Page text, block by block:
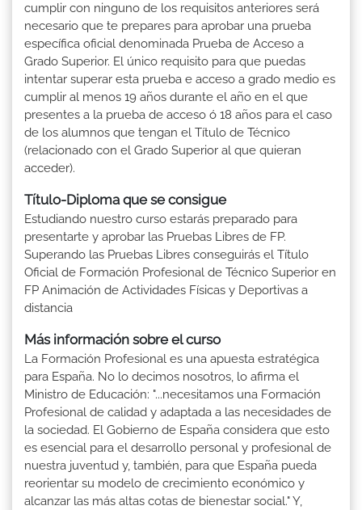
cumplir con ninguno de los requisitos anteriores será
necesario que te prepares para aprobar una prueba
específica oficial denominada Prueba de Acceso a
Grado Superior. El único requisito para que puedas
intentar superar esta prueba e acceso a grado medio es
cumplir al menos 19 años durante el año en el que
presentes a la prueba de acceso ó 18 años para el caso
de los alumnos que tengan el Título de Técnico
(relacionado con el Grado Superior al que quieran
acceder).
Título-Diploma que se consigue
Estudiando nuestro curso estarás preparado para
presentarte y aprobar las Pruebas Libres de FP.
Superando las Pruebas Libres conseguirás el Título
Oficial de Formación Profesional de Técnico Superior en
FP Animación de Actividades Físicas y Deportivas a
distancia
Más información sobre el curso
La Formación Profesional es una apuesta estratégica
para España. No lo decimos nosotros, lo afirma el
Ministro de Educación: "...necesitamos una Formación
Profesional de calidad y adaptada a las necesidades de
la sociedad. El Gobierno de España considera que esto
es esencial para el desarrollo personal y profesional de
nuestra juventud y, también, para que España pueda
reorientar su modelo de crecimiento económico y
alcanzar las más altas cotas de bienestar social." Y,